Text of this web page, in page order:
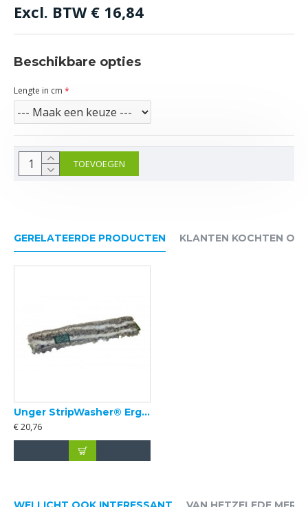
Excl. BTW€ 16,84
Beschikbare opties
Lengte in cm
TOEVOEGEN
GERELATEERDE PRODUCTEN KLANTEN KOCHTEN
Unger StripWasher® ErgoTec® NINJA inwashoes
€ 20,76